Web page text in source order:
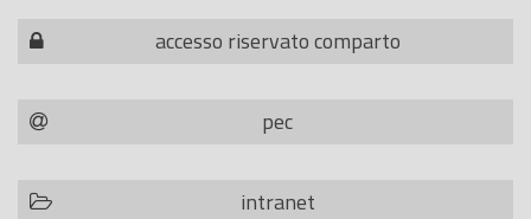
accesso riservato comparto
pec
intranet